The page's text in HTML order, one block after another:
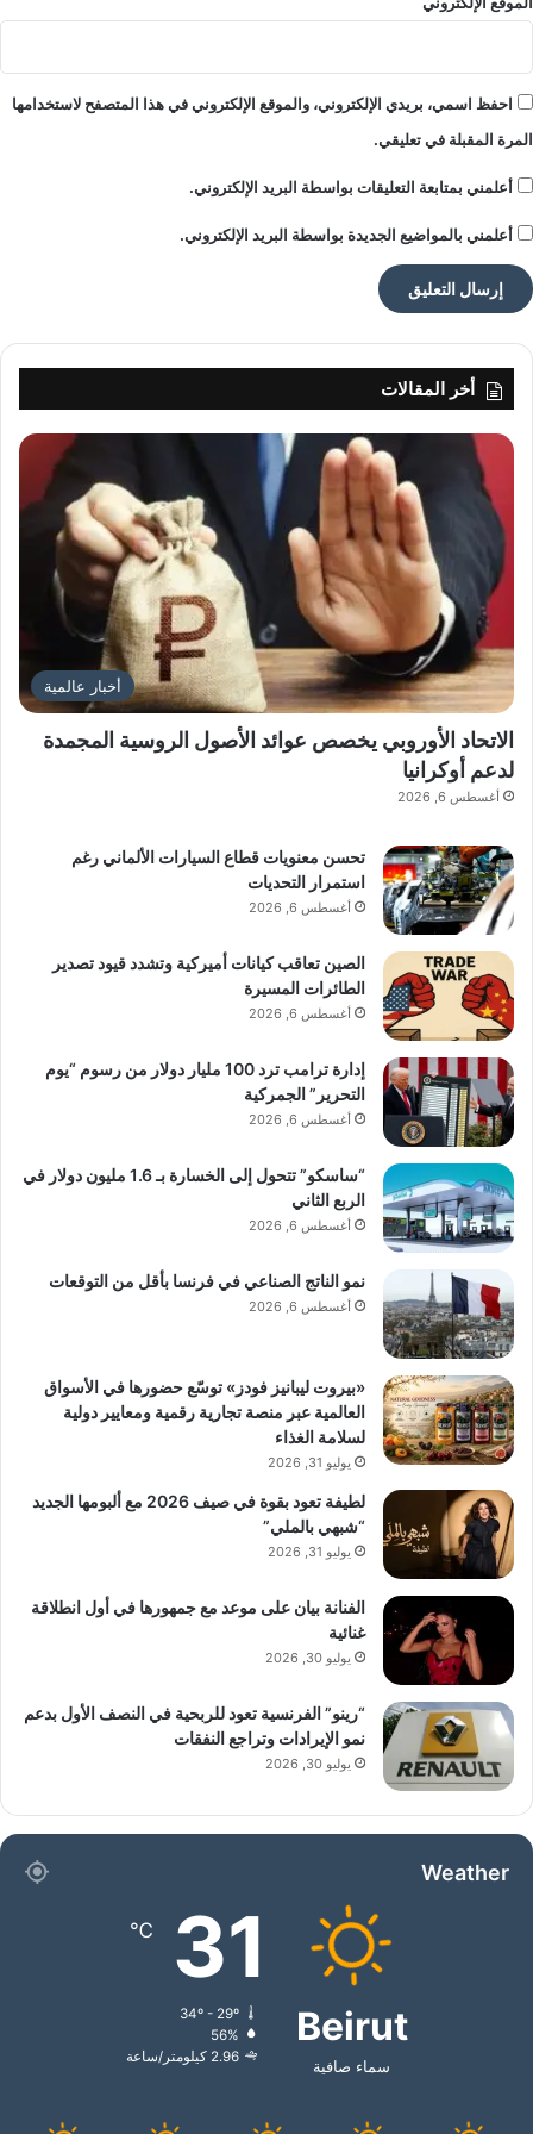
احفظ اسمي، بريدي الإلكتروني، والموقع الإلكتروني في هذا المتصفح لاستخدامها
المرة المقبلة في تعليقي.
أعلمني بمتابعة التعليقات بواسطة البريد الإلكتروني.
أعلمني بالمواضيع الجديدة بواسطة البريد الإلكتروني.
أخر المقالات
أخبار عالمية
الاتحاد الأوروبي يخصص عوائد الأصول الروسية المجمدة
لدعم أوكرانيا
أغسطس 6, 2026
تحسن معنويات قطاع السيارات الألماني رغم
استمرار التحديات
أغسطس 6, 2026
الصين تعاقب كيانات أميركية وتشدد قيود تصدير
الطائرات المسيرة
أغسطس 6, 2026
إدارة ترامب ترد 100 مليار دولار من رسوم “يوم
التحرير” الجمركية
أغسطس 6, 2026
“ساسكو” تتحول إلى الخسارة بـ 1.6 مليون دولار في
الربع الثاني
أغسطس 6, 2026
نمو الناتج الصناعي في فرنسا بأقل من التوقعات
أغسطس 6, 2026
«بيروت ليبانيز فودز» توسّع حضورها في الأسواق
العالمية عبر منصة تجارية رقمية ومعايير دولية
لسلامة الغذاء
يوليو 31, 2026
لطيفة تعود بقوة في صيف 2026 مع ألبومها الجديد
“شبهي بالملي”
يوليو 31, 2026
الفنانة بيان على موعد مع جمهورها في أول انطلاقة
غنائية
يوليو 30, 2026
“رينو” الفرنسية تعود للربحية في النصف الأول بدعم
نمو الإيرادات وتراجع النفقات
يوليو 30, 2026
Weather
Beirut
سماء صافية
31
℃
34º - 29º
56%
2.96 كيلومتر/ساعة